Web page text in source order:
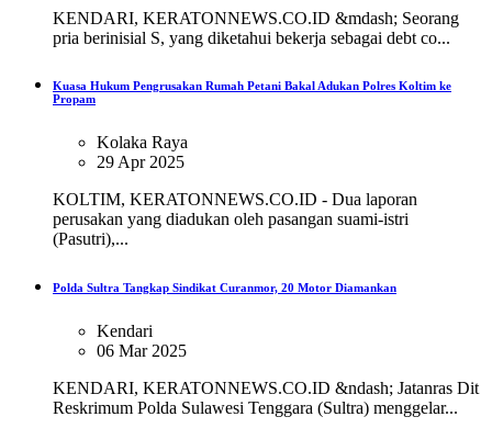
KENDARI, KERATONNEWS.CO.ID &mdash; Seorang
pria berinisial S, yang diketahui bekerja sebagai debt co...
Kuasa Hukum Pengrusakan Rumah Petani Bakal Adukan Polres Koltim ke
Propam
Kolaka Raya
29 Apr 2025
KOLTIM, KERATONNEWS.CO.ID - Dua laporan
perusakan yang diadukan oleh pasangan suami-istri
(Pasutri),...
Polda Sultra Tangkap Sindikat Curanmor, 20 Motor Diamankan
Kendari
06 Mar 2025
KENDARI, KERATONNEWS.CO.ID &ndash; Jatanras Dit
Reskrimum Polda Sulawesi Tenggara (Sultra) menggelar...